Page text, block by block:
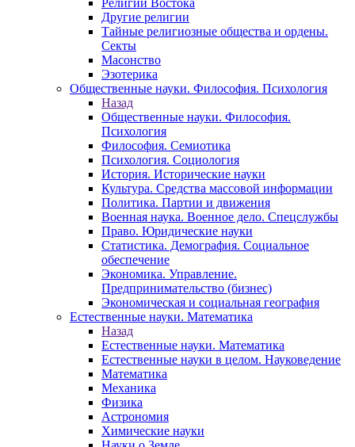
Религии Востока
Другие религии
Тайные религиозные общества и ордены.
Секты
Масонство
Эзотерика
Общественные науки. Философия. Психология
Назад
Общественные науки. Философия.
Психология
Философия. Семиотика
Психология. Социология
История. Исторические науки
Культура. Средства массовой информации
Политика. Партии и движения
Военная наука. Военное дело. Спецслужбы
Право. Юридические науки
Статистика. Демография. Социальное
обеспечение
Экономика. Управление.
Предпринимательство (бизнес)
Экономическая и социальная география
Естественные науки. Математика
Назад
Естественные науки. Математика
Естественные науки в целом. Науковедение
Математика
Механика
Физика
Астрономия
Химические науки